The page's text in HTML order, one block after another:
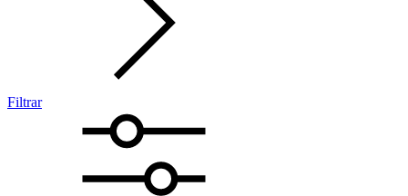
Filtrar